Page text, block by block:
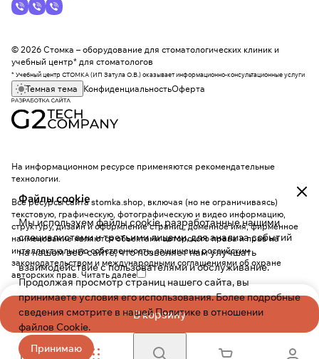
В корзину
Файлы cookie
Мы используем файлы cookie, разработанные нашими
специалистами и третьими лицами, для анализа событий
на нашем веб-сайте, что позволяет нам улучшать
взаимодействие с пользователями и обслуживание.
Продолжая просмотр страниц нашего сайта, вы
принимаете условия его использования. Более подробные
сведения смотрите в нашейПолитике в отношении
файлов Cookie.
Принимаю
© 2026 Стомка – оборудование для стоматологических клиник и
учебный центр* для стоматологов
* Учебный центр СТОМКА (ИП Затула О.В.) оказывает информационно-консультационные услуги
Темная тема КонфиденциальностьОферта
На информационном ресурсе применяются рекомендательные
технологии.
Все ресурсы сайта stomka.shop, включая (но не ограничиваясь)
текстовую, графическую, фотографическую и видео информацию,
структуру, дизайн и оформление страниц, доменное имя, фирменное
наименование являются объектами авторского права и прав на
интеллектуальную собственность, защищены российским
законодательством и международными соглашениями об охране
авторских прав. Читать далее